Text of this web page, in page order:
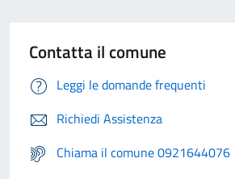
Contatta il comune
Leggi le domande frequenti
Richiedi Assistenza
Chiama il comune 0921644076